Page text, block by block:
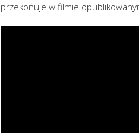
przekonuje w filmie